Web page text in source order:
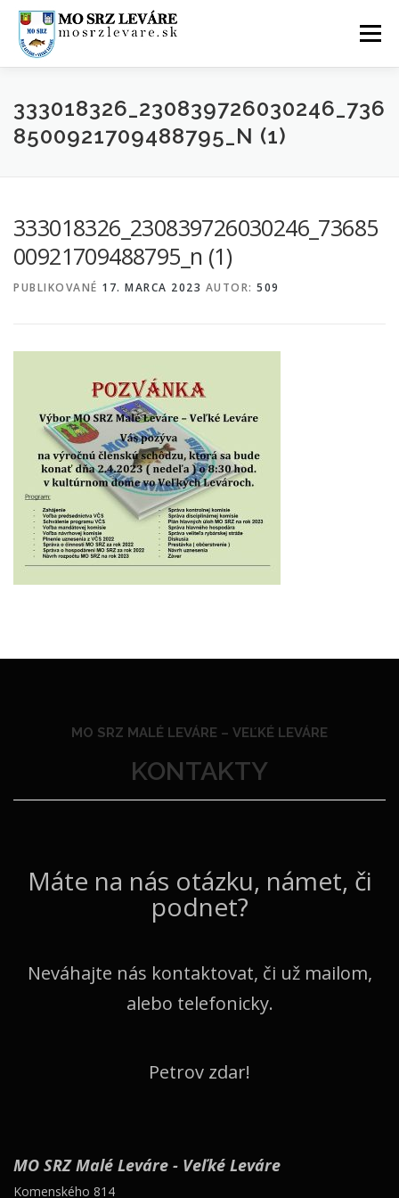
Prejsť
obsah
Menu
ÚVOD AKTUALITY O NÁS FOTOGALÉRIA
333018326_230839726030246_736
8500921709488795_N (1)
333018326_230839726030246_73685
00921709488795_n (1)
PUBLIKOVANÉ 17. MARCA 2023 AUTOR: 509
MO SRZ MALÉ LEVÁRE – VEĽKÉ LEVÁRE
KONTAKTY
Máte na nás otázku, námet, či
podnet?
Neváhajte nás kontaktovat, či už mailom,
alebo telefonicky.
Petrov zdar!
MO SRZ Malé Leváre - Veľké Leváre
Komenského 814